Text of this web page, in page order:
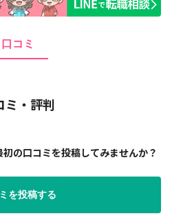
口コミ
ミ・評判
の口コミを投稿してみませんか？
を投稿する